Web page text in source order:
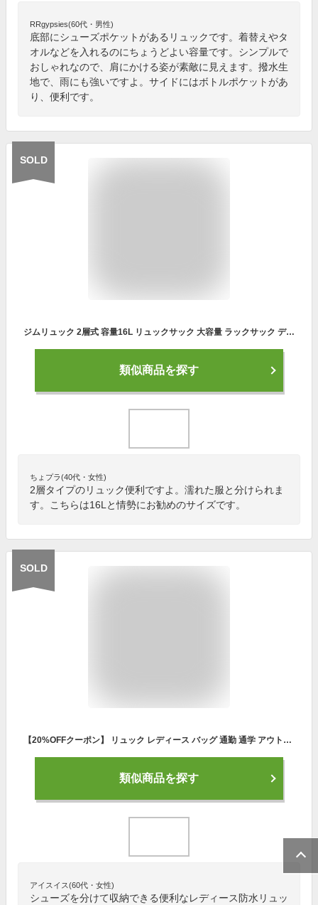
RRgypsies(60代・男性)
底部にシューズポケットがあるリュックです。着替えやタ
オルなどを入れるのにちょうどよい容量です。シンプルで
おしゃれなので、肩にかける姿が素敵に見えます。撥水生
地で、雨にも強いですよ。サイドにはボトルポケットがあ
り、便利です。
SOLD
ジムリュック 2層式 容量16L リュックサック 大容量 ラックサック デイパック バックパック マザーズバッグ ジムバッグ レディース メンズ 男女兼用 ユニセックス シンプル かばん 鞄 ロゴ マーク ストラップ コンパクト 軽量 収納 小物入れ カジュアル P2【定形外郵便対応】
類似商品を探す
ちょプラ(40代・女性)
2層タイプのリュック便利ですよ。濡れた服と分けられま
す。こちらは16Lと情勢にお勧めのサイズです。
SOLD
【20%OFFクーポン】 リュック レディース バッグ 通勤 通学 アウトドア プールバッグ シューズケース マザーバッグ マザーズリュック ママバッグ シンプル 軽量 大容量 かばん リュックサック おしゃれ かわいい イヤホンホール 防水 撥水 3-021
類似商品を探す
アイスイス(60代・女性)
シューズを分けて収納できる便利なレディース防水リュッ